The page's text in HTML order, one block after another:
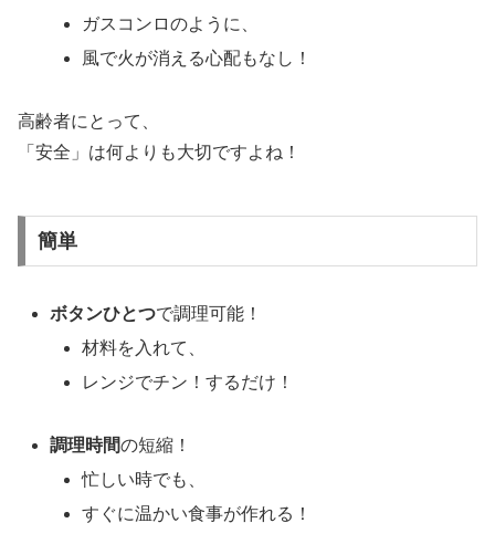
ガスコンロのように、
風で火が消える心配もなし！
高齢者にとって、
「安全」は何よりも大切ですよね！
簡単
ボタンひとつで調理可能！
材料を入れて、
レンジでチン！するだけ！
調理時間の短縮！
忙しい時でも、
すぐに温かい食事が作れる！